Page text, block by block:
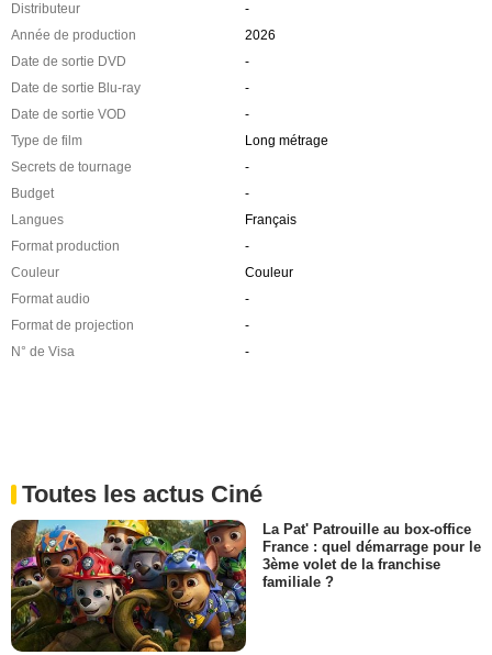
Distributeur
-
Année de production
2026
Date de sortie DVD
-
Date de sortie Blu-ray
-
Date de sortie VOD
-
Type de film
Long métrage
Secrets de tournage
-
Budget
-
Langues
Français
Format production
-
Couleur
Couleur
Format audio
-
Format de projection
-
N° de Visa
-
Toutes les actus Ciné
La Pat' Patrouille au box-office
France : quel démarrage pour le
3ème volet de la franchise
familiale ?